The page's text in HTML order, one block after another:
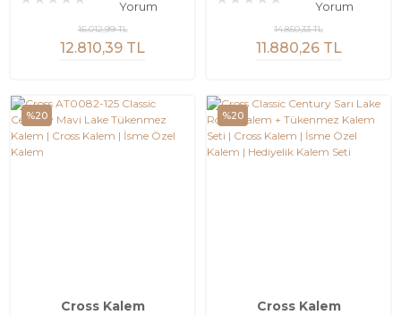
Yorum
12.810,39 TL
16.012,99 TL
Yorum
11.880,26 TL
14.850,33 TL
%20
Cross Kalem
%20
Cross Kalem